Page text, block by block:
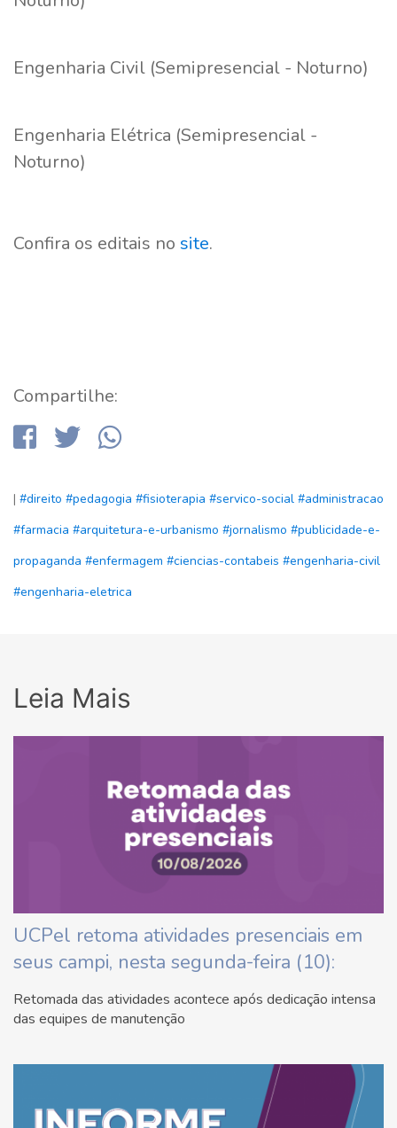
Engenharia Civil (Semipresencial - Noturno)
Engenharia Elétrica (Semipresencial -
Noturno)
Confira os editais no site.
Compartilhe:
| #direito #pedagogia #fisioterapia #servico-social #administracao
#farmacia #arquitetura-e-urbanismo #jornalismo #publicidade-e-
propaganda #enfermagem #ciencias-contabeis #engenharia-civil
#engenharia-eletrica
Leia Mais
UCPel retoma atividades presenciais em
seus campi, nesta segunda-feira (10):
Retomada das atividades acontece após dedicação intensa
das equipes de manutenção